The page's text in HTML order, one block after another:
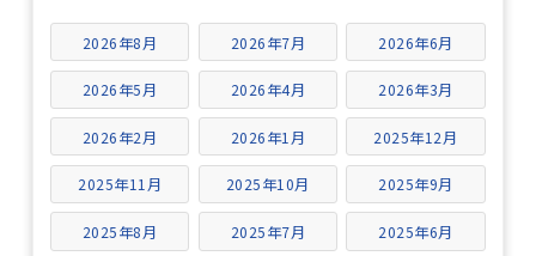
2026年8月 2026年7月 2026年6月
2026年5月 2026年4月 2026年3月
2026年2月 2026年1月 2025年12月
2025年11月 2025年10月 2025年9月
2025年8月 2025年7月 2025年6月